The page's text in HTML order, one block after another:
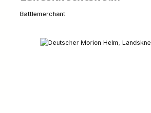
Battlemerchant
Bildergalerie überspringen